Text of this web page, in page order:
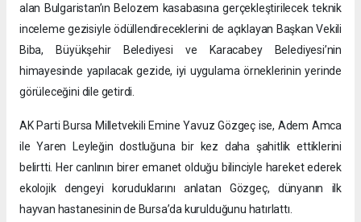
alan Bulgaristan’ın Belozem kasabasına gerçekleştirilecek teknik
inceleme gezisiyle ödüllendireceklerini de açıklayan Başkan Vekili
Biba, Büyükşehir Belediyesi ve Karacabey Belediyesi’nin
himayesinde yapılacak gezide, iyi uygulama örneklerinin yerinde
görüleceğini dile getirdi.
AK Parti Bursa Milletvekili Emine Yavuz Gözgeç ise, Adem Amca
ile Yaren Leyleğin dostluğuna bir kez daha şahitlik ettiklerini
belirtti. Her canlının birer emanet olduğu bilinciyle hareket ederek
ekolojik dengeyi koruduklarını anlatan Gözgeç, dünyanın ilk
hayvan hastanesinin de Bursa’da kurulduğunu hatırlattı.